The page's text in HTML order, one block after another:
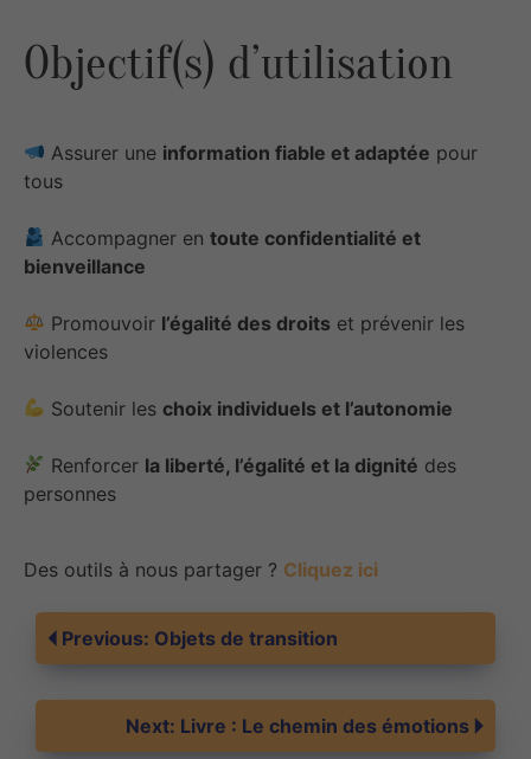
Objectif(s) d’utilisation
Assurer une information fiable et adaptée pour
tous
Accompagner entoute confidentialité et
bienveillance
Promouvoir l’égalité des droits et prévenir les
violences
Soutenir leschoix individuels et l’autonomie
Renforcer la liberté, l’égalité et la dignité des
personnes
Des outils à nous partager ? Cliquez ici
Navigation
de
Previous: Objets de transition
Next: Livre : Le chemin des émotions